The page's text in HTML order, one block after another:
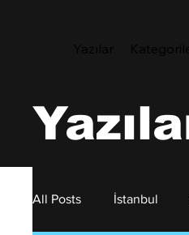
All Posts İstanbul